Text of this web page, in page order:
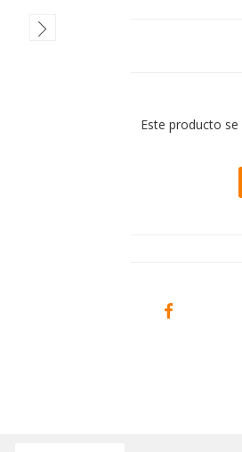
Este producto